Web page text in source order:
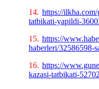
14. https://
tatbikati-yapildi-
15. https://
haberleri/32586598-
16. https://
kazasi-tatbikati-